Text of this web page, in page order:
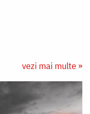
vezi mai multe »